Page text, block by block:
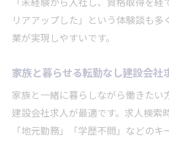
「未経験から入社し、資格取得を
リアアップした」という体験談も
業が実現しやすいです。
家族と暮らせる転勤なし建設会社
家族と一緒に暮らしながら働きたい
建設会社求人が最適です。求人検索
「地元勤務」「学歴不問」などの